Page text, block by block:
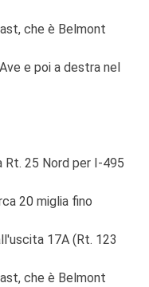
che è Belmont
e poi a destra nel
Rt. 25 Nord per I-495
20 miglia fino
17A (Rt. 123
che è Belmont